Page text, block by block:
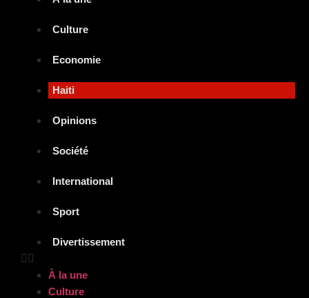
Culture
Economie
Haiti
Opinions
Société
International
Sport
Divertissement
À la une
Culture